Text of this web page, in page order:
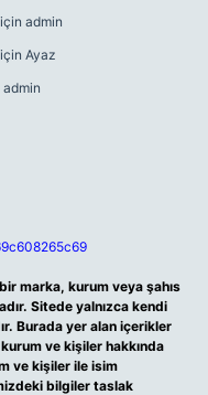
için admin
için Ayaz
admin
marka, kurum veya şahıs
Sitede yalnızca kendi
Burada yer alan içerikler
ve kişiler hakkında
ve kişiler ile isim
bilgiler taslak